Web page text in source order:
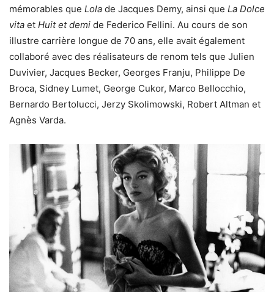
mémorables que Lola de Jacques Demy, ainsi que La Dolce
vita et Huit et demi de Federico Fellini. Au cours de son
illustre carrière longue de 70 ans, elle avait également
collaboré avec des réalisateurs de renom tels que Julien
Duvivier, Jacques Becker, Georges Franju, Philippe De
Broca, Sidney Lumet, George Cukor, Marco Bellocchio,
Bernardo Bertolucci, Jerzy Skolimowski, Robert Altman et
Agnès Varda.